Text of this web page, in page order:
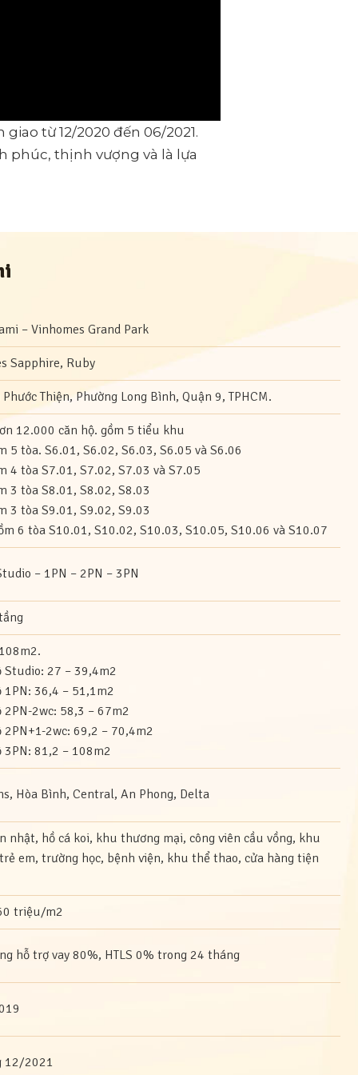
giao từ 12/2020 đến 06/2021.
phúc, thịnh vượng và là lựa
– Vinhomes Grand Park
Sapphire, Ruby
Thiện, Phường Long Bình, Quận 9, TPHCM.
12.000 căn hộ. gồm 5 tiểu khu
5 tòa. S6.01, S6.02, S6.03, S6.05 và S6.06
4 tòa S7.01, S7.02, S7.03 và S7.05
3 tòa S8.01, S8.02, S8.03
3 tòa S9.01, S9.02, S9.03
6 tòa S10.01, S10.02, S10.03, S10.05, S10.06 và S10.07
– 1PN – 2PN – 3PN
Studio: 27 – 39,4m2
1PN: 36,4 – 51,1m2
2PN-2wc: 58,3 – 67m2
2PN+1-2wc: 69,2 – 70,4m2
3PN: 81,2 – 108m2
Hòa Bình, Central, An Phong, Delta
nhật, hồ cá koi, khu thương mại, công viên cầu vồng, khu
em, trường học, bệnh viện, khu thể thao, cửa hàng tiện
triệu/m2
hỗ trợ vay 80%, HTLS 0% trong 24 tháng
12/2021